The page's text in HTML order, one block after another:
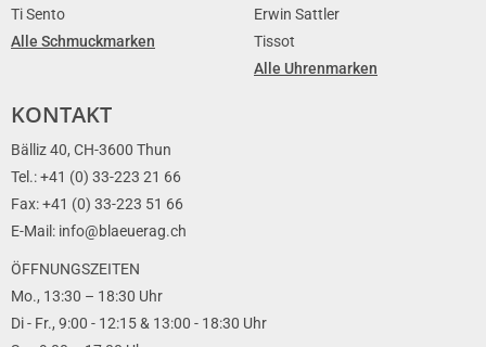
Ti Sento
Alle Schmuckmarken
Erwin Sattler
Tissot
Alle Uhrenmarken
KONTAKT
Bälliz 40, CH-3600 Thun
Tel.: +41 (0) 33-223 21 66
Fax: +41 (0) 33-223 51 66
E-Mail: info@blaeuerag.ch
ÖFFNUNGSZEITEN
Mo., 13:30 – 18:30 Uhr
Di - Fr., 9:00 - 12:15 & 13:00 - 18:30 Uhr